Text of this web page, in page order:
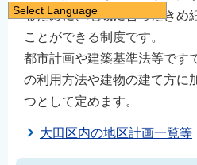
るために、地域に合ったきめ
ことができる制度です。
都市計画や建築基準法等です
の利用方法や建物の建て方に
つとして定めます。
大田区内の地区計画一覧等
Select Language
日本語
English
简体中文
繁體中文
한국어